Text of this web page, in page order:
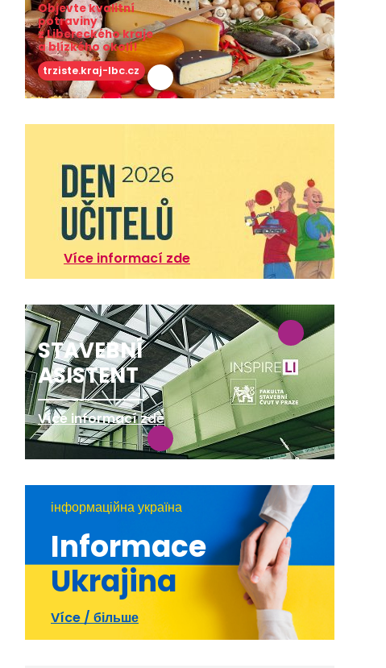
Objevte kvalitní
potraviny
z Libereckého kraje
a blízkého okolí!
trziste.kraj-lbc.cz
Více informací zde
STAVEBNÍ
ASISTENT
Více informací zde
інформаційна україна
Informace
Ukrajina
Více / більше